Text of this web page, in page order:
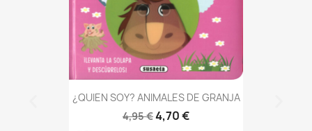
¿QUIEN SOY? ANIMALES DE GRANJA
4,95 €4,70 €